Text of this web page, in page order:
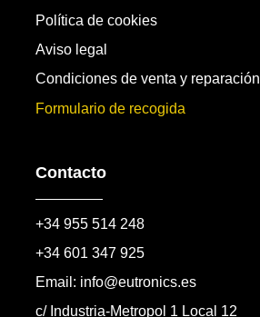
Política de cookies
Aviso legal
Condiciones de venta y reparación
Formulario de recogida
Contacto
+34 955 514 248
+34 601 347 925
Email: info@eutronics.es
c/ Industria-Metropol 1 Local 12